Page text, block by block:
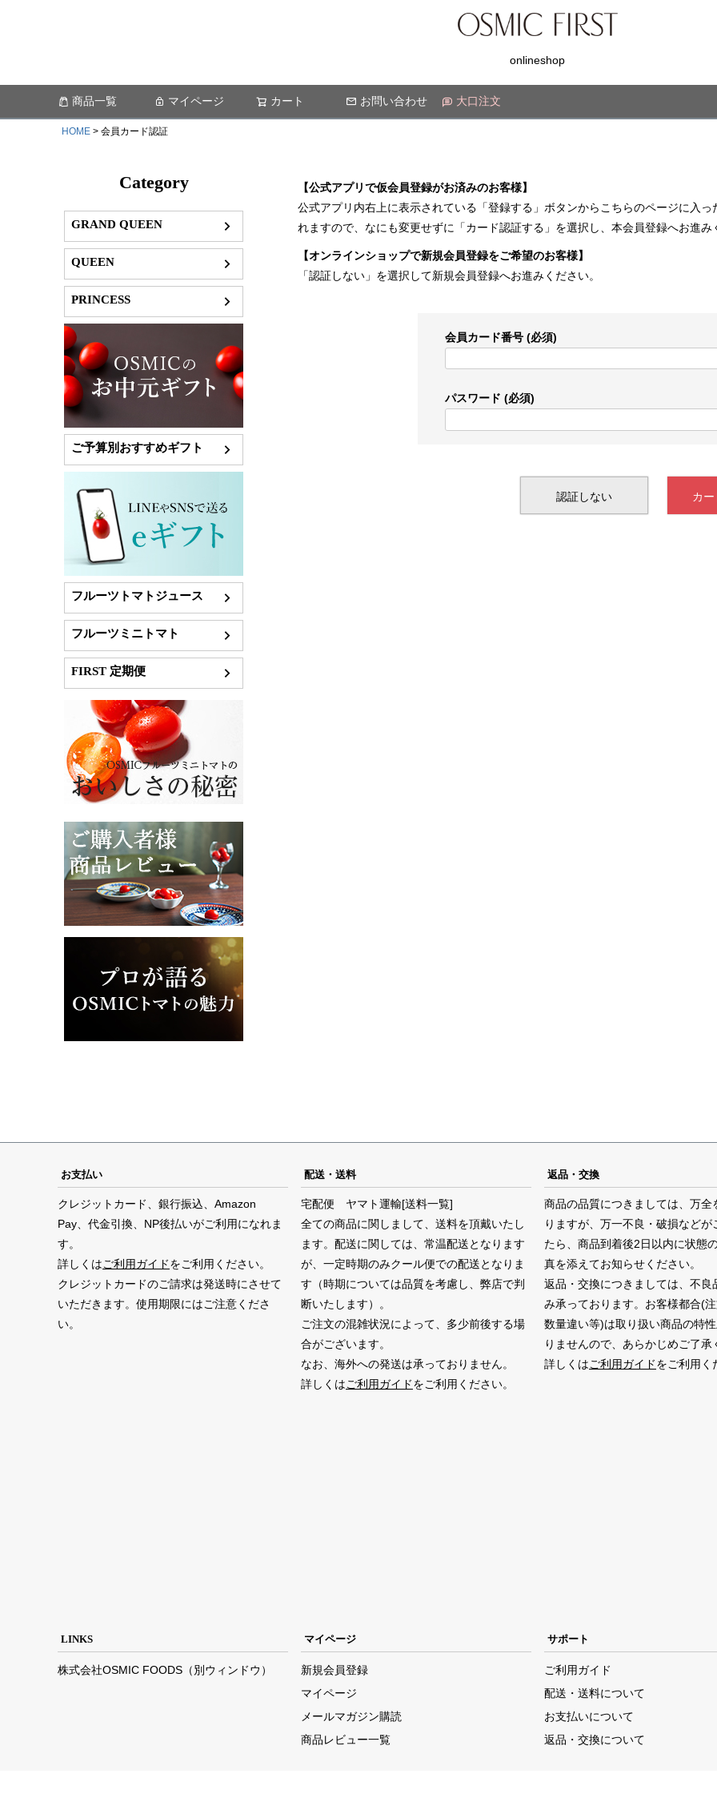
onlineshop
商品一覧 マイページ カート お問い合わせ 大口注文
HOME 会員カード認証
Category
GRAND QUEEN
QUEEN
PRINCESS
ご予算別おすすめギフト
フルーツトマトジュース
フルーツミニトマト
FIRST 定期便
【公式アプリで仮会員登録がお済みのお客様】
公式アプリ内右上に表示されている「登録する」ボタンからこちらのページに入
れますので、なにも変更せずに「カード認証する」を選択し、本会員登録へお進み
【オンラインショップで新規会員登録をご希望のお客様】
「認証しない」を選択して新規会員登録へお進みください。
会員カード番号 (必須)
パスワード (必須)
カ
認証しない
お支払い
クレジットカード、銀行振込、Amazon
Pay、代金引換、NP後払いがご利用になれま
す。
詳しくはご利用ガイドをご利用ください。
クレジットカードのご請求は発送時にさせて
いただきます。使用期限にはご注意くださ
い。
配送・送料
宅配便 ヤマト運輸[送料一覧]
全ての商品に関しまして、送料を頂戴いたし
ます。配送に関しては、常温配送となります
が、一定時期のみクール便での配送となりま
す（時期については品質を考慮し、弊店で判
断いたします）。
ご注文の混雑状況によって、多少前後する場
合がございます。
なお、海外への発送は承っておりません。
詳しくはご利用ガイドをご利用ください。
返品・交換
商品の品質につきましては、万全
りますが、万一不良・破損などが
たら、商品到着後2日以内に状態
真を添えてお知らせください。
返品・交換につきましては、不良
み承っております。お客様都合(注
数量違い等)は取り扱い商品の特
りませんので、あらかじめご了承
詳しくはご利用ガイドをご利用く
LINKS
株式会社OSMIC FOODS（別ウィンドウ）
マイページ
新規会員登録
マイページ
メールマガジン購読
商品レビュー一覧
サポート
ご利用ガイド
配送・送料について
お支払いについて
返品・交換について